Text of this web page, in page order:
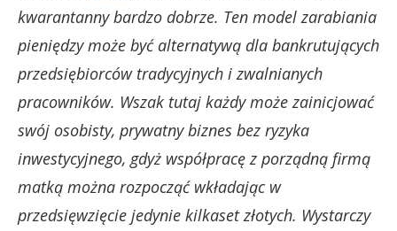
kwarantanny bardzo dobrze. Ten model zarabiania
pieniędzy może być alternatywą dla bankrutujących
przedsiębiorców tradycyjnych i zwalnianych
pracowników. Wszak tutaj każdy może zainicjować
swój osobisty, prywatny biznes bez ryzyka
inwestycyjnego, gdyż współpracę z porządną firmą
matką można rozpocząć wkładając w
przedsięwzięcie jedynie kilkaset złotych. Wystarczy